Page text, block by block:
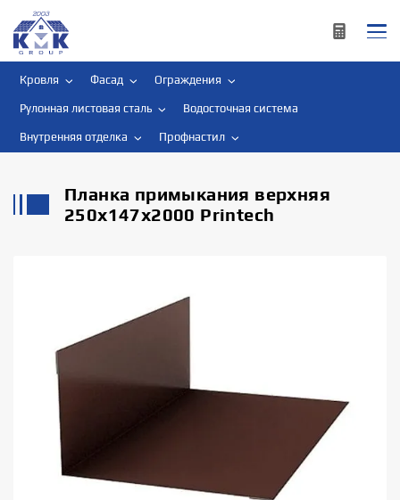
Кровля Фасад Ограждения
Рулонная листовая сталь Водосточная система
Внутренняя отделка Профнастил
Планка примыкания верхняя
250х147х2000 Printech